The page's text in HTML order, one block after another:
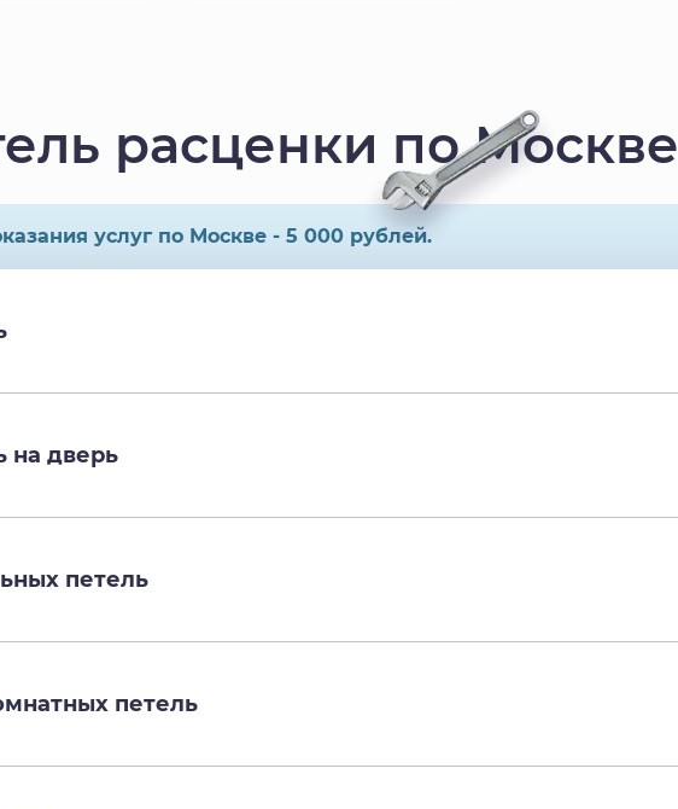
расценки по Москве
услуг по Москве - 5 000 рублей.
на дверь
петель
петель